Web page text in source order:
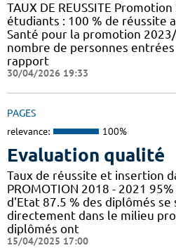
TAUX DE REUSSITE
étudiants : 100 % de réussite
Santé pour la promotion
nombre de personnes
rapport
30/04/2026 19:33
PAGES
relevance: 100%
Evaluation qualité
Taux de réussite et insertion
PROMOTION 2018 - 2021
d'Etat 87.5 % des diplômés se
directement dans le milieu
diplômés ont
15/04/2025 17:00